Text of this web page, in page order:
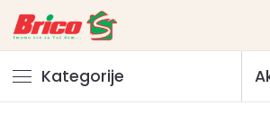
Kategorije